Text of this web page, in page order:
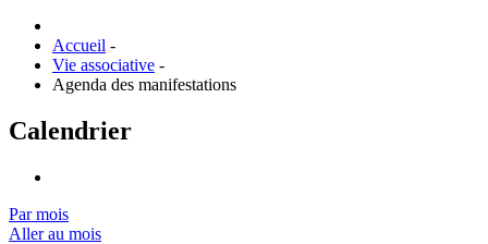
Accueil -
Vie associative -
Agenda des manifestations
Calendrier
Par mois
Aller au mois